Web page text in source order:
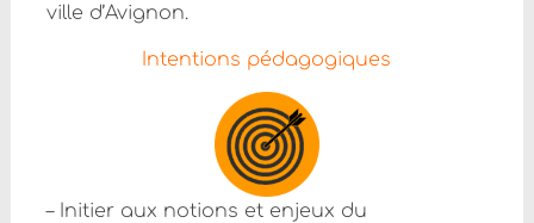
ville d’Avignon.
Intentions pédagogiques
– Initier aux notions et enjeux du